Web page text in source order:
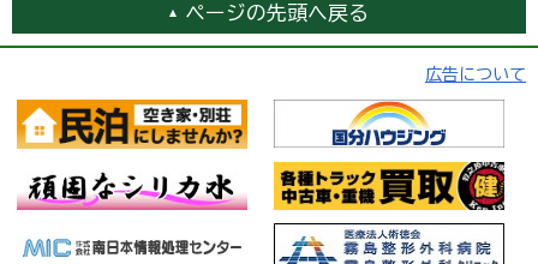
ページの先頭へ戻る
広告について